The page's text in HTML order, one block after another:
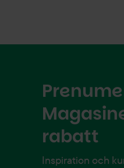
rabatt
Inspiration och